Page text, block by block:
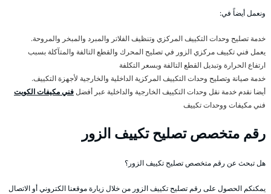
ونعمل أيضاً في:
خدمة تصليح وحدات التكييف المركزي وتنظيف الفلاتر والمبرد والمبخر والمروحة.
يعمل فني تكييف مركزي الزور في تصليح المحرك والقطع التالفة والمتآكلة بسبب
ارتفاع الحرارة وتبديل القطع التالفة وبسعر التكلفة
خدمة صيانة وتصليح وحدات التكييف المركزية الداخلية والخارجية لأجهزة التكييف.
أيضا نقدم خدمة نقل وحدات التكييف الخارجية والداخلية عبر أفضلفني مكيفات الكويت
فني مكيفات ووحدات تكييف
رقم متخصص تصليح تكييف الزور
هل تبحث عن رقم متخصص تصليح تكييف الزور؟
يمكنكم الحصول على رقم تصليح تكييف الزور من خلال زيارة موقعنا الكتروني أو الاتصال